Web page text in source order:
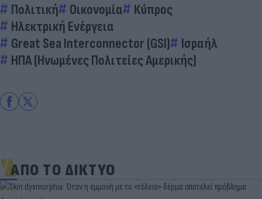
Πολιτική Οικονομία
Κύπρος
Ηλεκτρική Ενέργεια
Great Sea Interconnector (GSI)
Ισραήλ
ΗΠΑ (Ηνωμένες Πολιτείες Αμερικής)
ΑΠΟ ΤΟ ΔΙΚΤΥΟ